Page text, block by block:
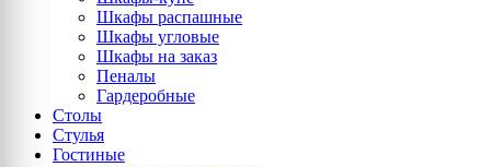
Шкафы распашные
Шкафы угловые
Шкафы на заказ
Пеналы
Гардеробные
Столы
Стулья
Гостиные